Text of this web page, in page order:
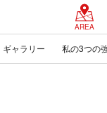
AREA
ギャラリー 私の3つの